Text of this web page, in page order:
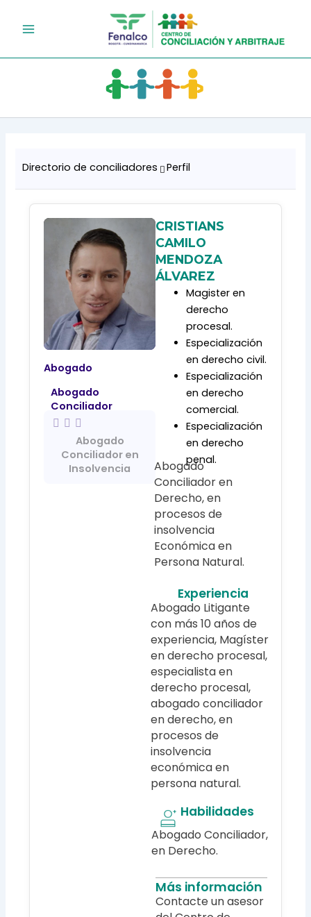
Directorio de conciliadores Perfil
Abogado
Abogado
Conciliador
Abogado
Conciliador en
Insolvencia
CRISTIANS
CAMILO
MENDOZA
ÁLVAREZ
Magister en
derecho
procesal.
Especialización
en derecho civil.
Especialización
en derecho
comercial.
Especialización
en derecho
penal.
Abogado
Conciliador en
Derecho, en
procesos de
insolvencia
Económica en
Persona Natural.
Experiencia
Abogado Litigante
con más 10 años de
experiencia, Magíster
en derecho procesal,
especialista en
derecho procesal,
abogado conciliador
en derecho, en
procesos de
insolvencia
económica en
persona natural.
Habilidades
Abogado Conciliador,
en Derecho.
Más información
Contacte un asesor